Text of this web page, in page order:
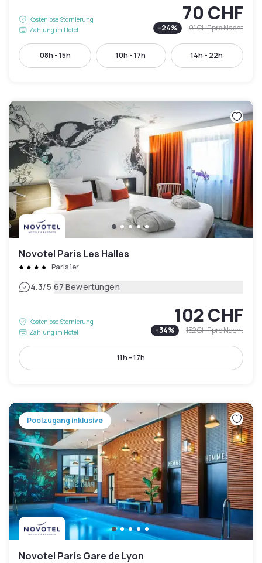
Kostenlose Stornierung
Zahlung im Hotel
70 CHF
-24% 91 CHFpro Nacht
08h - 15h 10h - 17h 14h - 22h
Novotel Paris Les Halles
Paris 1er
4.3/5|67 Bewertungen
Kostenlose Stornierung
Zahlung im Hotel
102 CHF
-34% 152 CHFpro Nacht
11h - 17h
Poolzugang inklusive
Novotel Paris Gare de Lyon